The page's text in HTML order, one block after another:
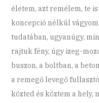
életem, azt remélem, te
koncepció nélkül
tudatában, ugyanúgy,
rajtuk fény, úgy izeg-
buszon, a boltban, a
a remegő levegő
közted és köztem a hely,